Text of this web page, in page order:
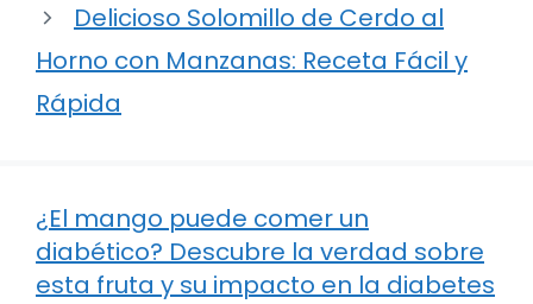
Delicioso Solomillo de Cerdo al
Horno con Manzanas: Receta Fácil y
Rápida
¿El mango puede comer un
diabético? Descubre la verdad sobre
esta fruta y su impacto en la diabetes